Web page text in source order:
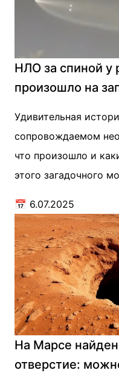
НЛО за спиной у
произошло на
Удивительная
сопровождаемом
что произошло и
этого загадочного
📅 6.07.2025
На Марсе
отверстие: